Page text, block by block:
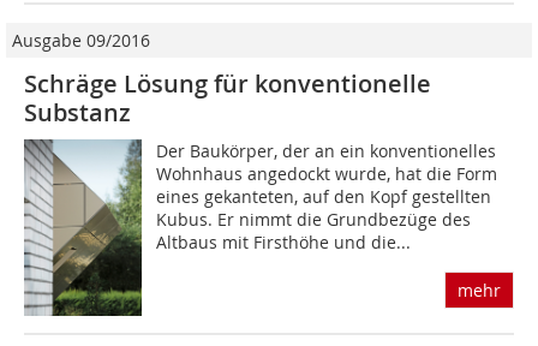
Ausgabe 09/2016
Schräge Lösung für konventionelle
Substanz
Der Baukörper, der an ein konventionelles
Wohnhaus angedockt wurde, hat die Form
eines gekanteten, auf den Kopf gestellten
Kubus. Er nimmt die Grundbezüge des
Altbaus mit Firsthöhe und die...
mehr